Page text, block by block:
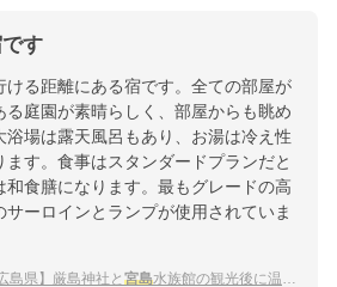
す
ける距離にある宿です。全ての部屋が
庭園が素晴らしく、部屋からも眺め
浴場は露天風呂もあり、お湯は冷え性
す。食事はスタンダードプランだと
和食膳になります。最もグレードの高
ーロインとランプが使用されていま
島県】厳島神社と 宮島水族館の観光後に温泉宿へ！おすすめを教えて下さい。